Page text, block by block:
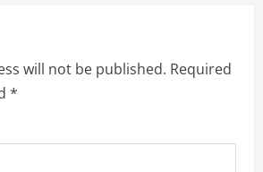
will not be published. Required
*